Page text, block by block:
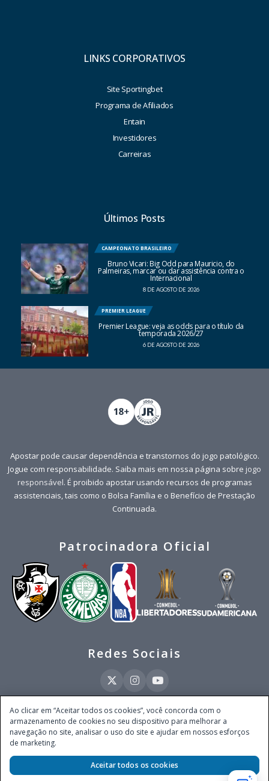
LINKS CORPORATIVOS
Site Sportingbet
Programa de Afiliados
Entain
Investidores
Carreiras
Últimos Posts
CAMPEONATO BRASILEIRO
Bruno Vicari: Big Odd para Mauricio, do
Palmeiras, marcar ou dar assistência contra o
Internacional
8 DE AGOSTO DE 2026
PREMIER LEAGUE
Premier League: veja as odds para o título da
temporada 2026/27
6 DE AGOSTO DE 2026
Apostar pode causar dependência e transtornos do jogo patológico.
Jogue com responsabilidade. Saiba mais em nossa página sobre jogo
responsável. É proibido apostar usando recursos de programas
assistenciais, tais como o Bolsa Família e o Benefício de Prestação
Continuada.
Patrocinadora Oficial
Redes Sociais
Este site é operado pela Ventmear Brasil LTDA (CNPJ 52.868.380/0001-84), com
endereço na Avenida Brigadeiro Faria Lima, nº 4.055, 3º andar, Itaim Bibi, no
Município de São Paulo, Estado de São Paulo, CEP 04538-133, Brasil - empresa
Secretaria de Prêmios e Apostas do Ministério da Fazenda, conforme Portaria nº
247, de 07.02.2025, publicada no DOU em 11.2.2025.
Ao clicar em “Aceitar todos os cookies”, você concorda com o
armazenamento de cookies no seu dispositivo para melhorar a
navegação no site, analisar o uso do site e ajudar em nossos esforços
de marketing.
Aceitar todos os cookies